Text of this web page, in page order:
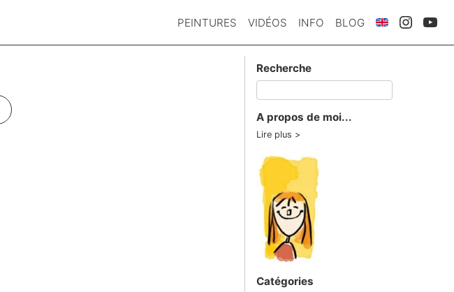
PEINTURES VIDÉOS INFO BLOG
Recherche
A propos de moi...
Lire plus
Catégories